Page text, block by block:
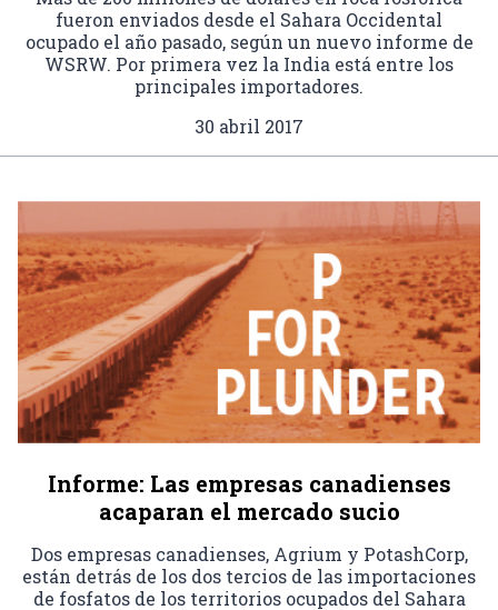
fueron enviados desde el Sahara Occidental
ocupado el año pasado, según un nuevo informe de
WSRW. Por primera vez la India está entre los
principales importadores.
30 abril 2017
Informe: Las empresas canadienses
acaparan el mercado sucio
Dos empresas canadienses, Agrium y PotashCorp,
están detrás de los dos tercios de las importaciones
de fosfatos de los territorios ocupados del Sahara